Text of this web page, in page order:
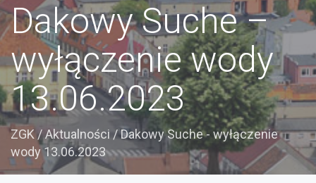
Dakowy Suche –
wyłączenie wody
13.06.2023
ZGK /Aktualności /Dakowy Suche - wyłączenie
wody 13.06.2023